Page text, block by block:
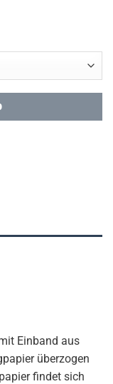
Einband aus
überzogen
findet sich